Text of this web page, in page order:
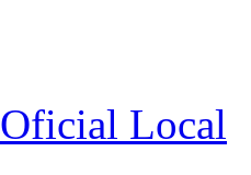
Local